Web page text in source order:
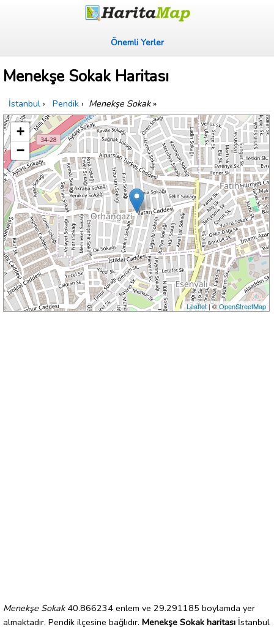
Önemli Yerler
Menekşe Sokak Haritası
İstanbul › Pendik › Menekşe Sokak»
+
−
Leaflet| ©OpenStreetMap
Menekşe Sokak40.866234 enlem ve 29.291185 boylamda yer
almaktadır. Pendik ilçesine bağlıdır. Menekşe Sokak haritası İstanbul